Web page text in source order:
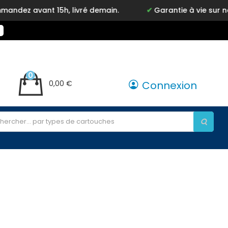
avant 15h, livré demain. Garantie à vie sur
0,00 €
0
Connexion